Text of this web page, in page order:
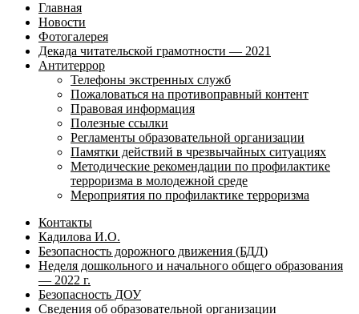
Главная
Новости
Фотогалерея
Декада читательской грамотности — 2021
Антитеррор
Телефоны экстренных служб
Пожаловаться на противоправный контент
Правовая информация
Полезные ссылки
Регламенты образовательной организации
Памятки действий в чрезвычайных ситуациях
Методические рекомендации по профилактике
терроризма в молодежной среде
Мероприятия по профилактике терроризма
Контакты
Кадилова И.О.
Безопасность дорожного движения (БДД)
Неделя дошкольного и начального общего образования
— 2022 г.
Безопасность ДОУ
Сведения об образовательной организации